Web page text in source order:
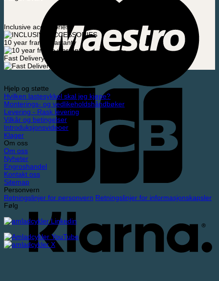
Inclusive accessories
10 year frame warranty
Fast Delivery
Hjelp og støtte
Hvilken lastesykkel skal jeg kjøpe?
Monterings- og vedlikeholdshåndbøker
Levering - Rask levering
Vilkår og betingelser
Introduksjonsvideoer
Klager
Om oss
Om oss
Nyheter
Engroshandel
Kontakt oss
Sitemap
Personvern
Retningslinjer for personvern Retningslinjer for informasjonskapsler
Følg